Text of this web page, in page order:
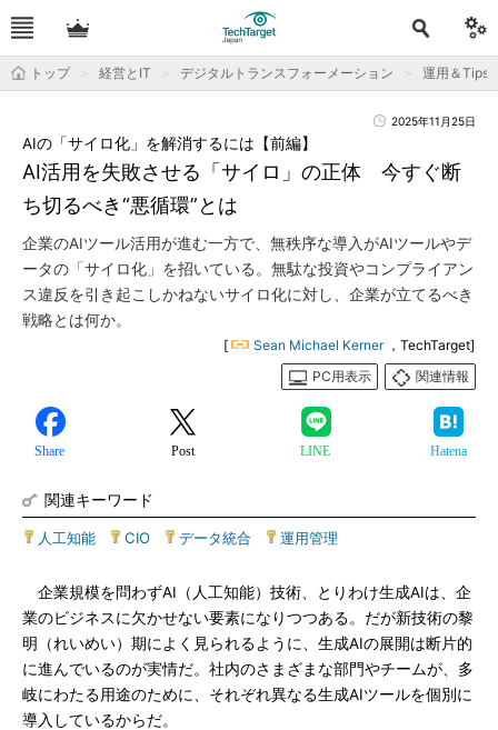
トップ 経営とIT デジタルトランスフォーメーション 運用＆Tips
2025年11月25日
AI活用を失敗させる「サイロ」の正体 今すぐ断
ち切るべき“悪循環”とは
AIの「サイロ化」を解消するには【前編】
企業のAIツール活用が進む一方で、無秩序な導入がAIツールやデ
ータの「サイロ化」を招いている。無駄な投資やコンプライアン
ス違反を引き起こしかねないサイロ化に対し、企業が立てるべき
戦略とは何か。
[ Sean Michael Kerner ，TechTarget]
PC用表示
関連情報
Share Post LINE Hatena
関連キーワード
人工知能 CIO データ統合 運用管理
企業規模を問わずAI（人工知能）技術、とりわけ生成AIは、企
業のビジネスに欠かせない要素になりつつある。だが新技術の黎
明（れいめい）期によく見られるように、生成AIの展開は断片的
に進んでいるのが実情だ。社内のさまざまな部門やチームが、多
岐にわたる用途のために、それぞれ異なる生成AIツールを個別に
導入しているからだ。